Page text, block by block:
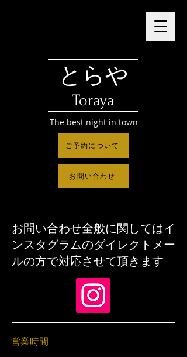
とらや
Toraya
The best night in town
ご予約について
お問い合わせ
​お問い合わせ全般に関してはイ
ンスタグラムのダイレクトメー
ルの方で対応させて頂きます
営業時間